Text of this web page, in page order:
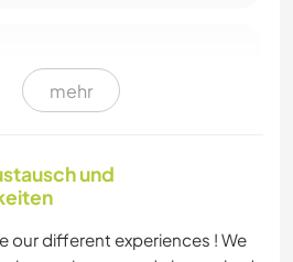
mehr
und
our different experiences ! We